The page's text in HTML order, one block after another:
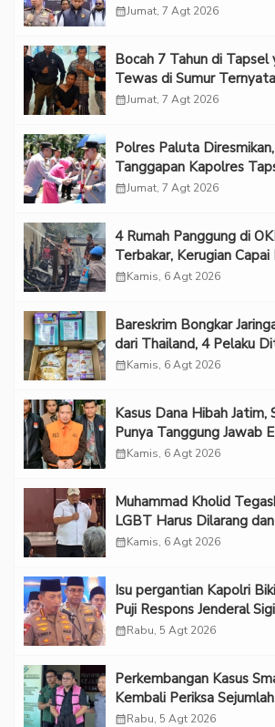
calendar_monthJumat, 7 Agt 2026
Bocah 7 Tahun di
Tewas di Sumur
Kekerasan Seksual
calendar_monthJumat, 7 Agt 2026
Polres Paluta
Tanggapan Kapolres
calendar_monthJumat, 7 Agt 2026
‎4 Rumah Panggung di
Terbakar, Kerugian Capai
calendar_monthKamis, 6 Agt 2026
Bareskrim Bongkar
dari Thailand, 4 Pelaku
calendar_monthKamis, 6 Agt 2026
Kasus Dana Hibah Jatim,
Punya Tanggung Jawab
calendar_monthKamis, 6 Agt 2026
Muhammad Kholid
LGBT Harus Dilarang
Melindungi Korban
calendar_monthKamis, 6 Agt 2026
Isu pergantian Kapolri
Puji Respons Jenderal
“Adem”
calendar_monthRabu, 5 Agt 2026
Perkembangan Kasus
Kembali Periksa
calendar_monthRabu, 5 Agt 2026